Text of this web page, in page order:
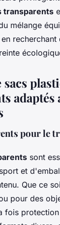
transparents
mélange
recherchant
adaptés
pour le
sont
et
Que ce
pour des
fois